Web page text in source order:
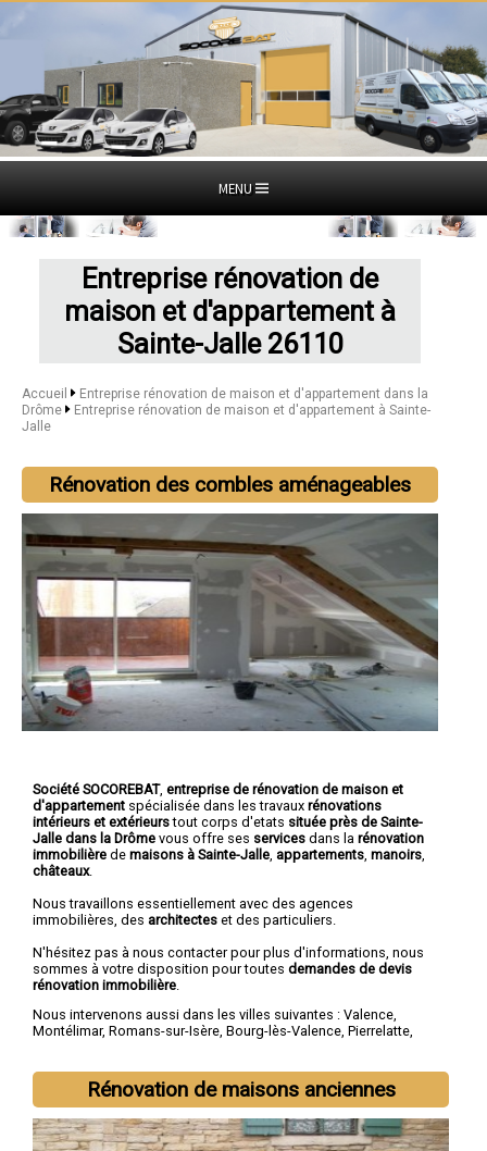
MENU
Entreprise rénovation de
maison et d'appartement à
Sainte-Jalle 26110
Accueil
Entreprise rénovation de maison et d'appartement dans la
Drôme
Entreprise rénovation de maison et d'appartement à Sainte-
Jalle
Rénovation des combles aménageables
Société SOCOREBAT, entreprise de rénovation de maison et
d'appartement spécialisée dans les travaux rénovations
intérieurs et extérieurstout corps d'etats située près de Sainte-
Jalle dans la Drôme vous offre ses services dans la rénovation
immobilière de maisons à Sainte-Jalle appartements manoirs
châteaux.
Nous travaillons essentiellement avec des agences
immobilières, des architectes et des particuliers.
N'hésitez pas à nous contacter pour plus d'informations, nous
sommes à votre disposition pour toutes demandes de devis
rénovation immobilière
Nous intervenons aussi dans les villes suivantes : Valence,
Montélimar, Romans-sur-Isère, Bourg-lès-Valence, Pierrelatte,
Rénovation de maisons anciennes